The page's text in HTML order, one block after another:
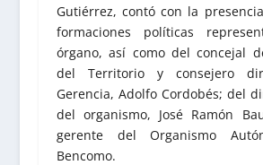
Gutiérrez, contó con la
formaciones políticas
órgano, así como del concejal
del Territorio y consejero
Gerencia, Adolfo Cordobés; del
del organismo, José Ramón
gerente del Organismo
Bencomo.